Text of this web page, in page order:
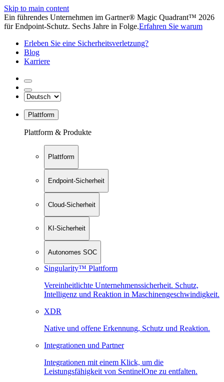
Skip to main content
Ein führendes Unternehmen im Gartner® Magic Quadrant™ 2026
für Endpoint-Schutz. Sechs Jahre in Folge.Erfahren Sie warum
Erleben Sie eine Sicherheitsverletzung?
Blog
Karriere
Plattform
Plattform & Produkte
Plattform
Endpoint-Sicherheit
Cloud-Sicherheit
KI-Sicherheit
Autonomes SOC
Singularity™ Plattform
Vereinheitlichte Unternehmenssicherheit. Schutz,
Intelligenz und Reaktion in Maschinen­geschwindigkeit.
XDR
Native und offene Erkennung, Schutz und Reaktion.
Integrationen und Partner
Integrationen mit einem Klick, um die
Leistungsfähigkeit von SentinelOne zu entfalten.